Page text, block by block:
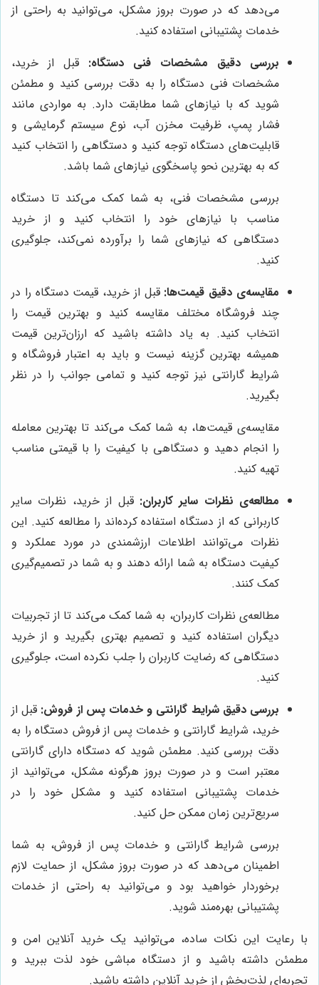
می‌دهد که در صورت بروز مشکل، می‌توانید به راحتی از
خدمات پشتیبانی استفاده کنید.
بررسی دقیق مشخصات فنی دستگاه: قبل از خرید،
مشخصات فنی دستگاه را به دقت بررسی کنید و مطمئن
شوید که با نیازهای شما مطابقت دارد. به مواردی مانند
فشار پمپ، ظرفیت مخزن آب، نوع سیستم گرمایشی و
قابلیت‌های دستگاه توجه کنید و دستگاهی را انتخاب کنید
که به بهترین نحو پاسخگوی نیازهای شما باشد.
بررسی مشخصات فنی، به شما کمک می‌کند تا دستگاه
مناسب با نیازهای خود را انتخاب کنید و از خرید
دستگاهی که نیازهای شما را برآورده نمی‌کند، جلوگیری
کنید.
مقایسه‌ی دقیق قیمت‌ها: قبل از خرید، قیمت دستگاه را در
چند فروشگاه مختلف مقایسه کنید و بهترین قیمت را
انتخاب کنید. به یاد داشته باشید که ارزان‌ترین قیمت
همیشه بهترین گزینه نیست و باید به اعتبار فروشگاه و
شرایط گارانتی نیز توجه کنید و تمامی جوانب را در نظر
بگیرید.
مقایسه‌ی قیمت‌ها، به شما کمک می‌کند تا بهترین معامله
را انجام دهید و دستگاهی با کیفیت را با قیمتی مناسب
تهیه کنید.
مطالعه‌ی نظرات سایر کاربران: قبل از خرید، نظرات سایر
کاربرانی که از دستگاه استفاده کرده‌اند را مطالعه کنید. این
نظرات می‌توانند اطلاعات ارزشمندی در مورد عملکرد و
کیفیت دستگاه به شما ارائه دهند و به شما در تصمیم‌گیری
کمک کنند.
مطالعه‌ی نظرات کاربران، به شما کمک می‌کند تا از تجربیات
دیگران استفاده کنید و تصمیم بهتری بگیرید و از خرید
دستگاهی که رضایت کاربران را جلب نکرده است، جلوگیری
کنید.
بررسی دقیق شرایط گارانتی و خدمات پس از فروش: قبل از
خرید، شرایط گارانتی و خدمات پس از فروش دستگاه را به
دقت بررسی کنید. مطمئن شوید که دستگاه دارای گارانتی
معتبر است و در صورت بروز هرگونه مشکل، می‌توانید از
خدمات پشتیبانی استفاده کنید و مشکل خود را در
سریع‌ترین زمان ممکن حل کنید.
بررسی شرایط گارانتی و خدمات پس از فروش، به شما
اطمینان می‌دهد که در صورت بروز مشکل، از حمایت لازم
برخوردار خواهید بود و می‌توانید به راحتی از خدمات
پشتیبانی بهره‌مند شوید.
با رعایت این نکات ساده، می‌توانید یک خرید آنلاین امن و
مطمئن داشته باشید و از دستگاه مباشی خود لذت ببرید و
تجربه‌ای لذت‌بخش از خرید آنلاین داشته باشید.